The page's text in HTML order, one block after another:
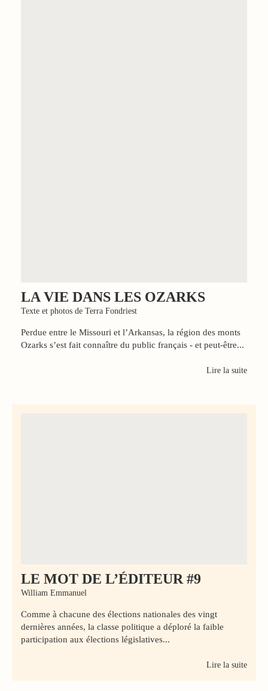
LA VIE DANS LES OZARKS
Texte et photos de Terra Fondriest
Perdue entre le Missouri et l’Arkansas, la région des monts
Ozarks s’est fait connaître du public français - et peut-être...
Lire la suite
LE MOT DE L’ÉDITEUR #9
William Emmanuel
Comme à chacune des élections nationales des vingt
dernières années, la classe politique a déploré la faible
participation aux élections législatives...
Lire la suite